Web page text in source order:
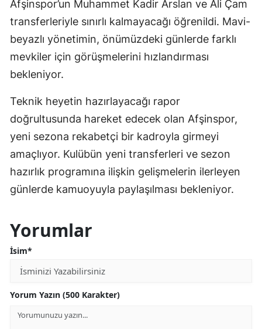
Afşinspor’un Muhammet Kadir Arslan ve Ali Çam
transferleriyle sınırlı kalmayacağı öğrenildi. Mavi-
beyazlı yönetimin, önümüzdeki günlerde farklı
mevkiler için görüşmelerini hızlandırması
bekleniyor.
Teknik heyetin hazırlayacağı rapor
doğrultusunda hareket edecek olan Afşinspor,
yeni sezona rekabetçi bir kadroyla girmeyi
amaçlıyor. Kulübün yeni transferleri ve sezon
hazırlık programına ilişkin gelişmelerin ilerleyen
günlerde kamuoyuyla paylaşılması bekleniyor.
Yorumlar
İsim*
Yorum Yazın (500 Karakter)